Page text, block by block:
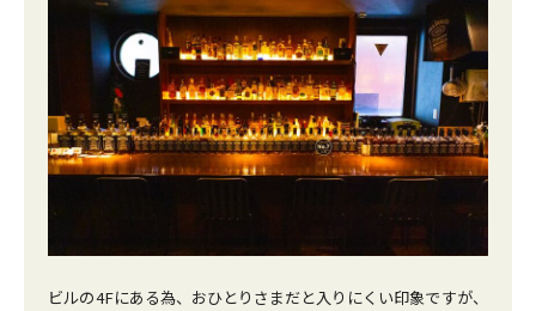
ビルの4Fにある為、おひとりさまだと入りにくい印象ですが、